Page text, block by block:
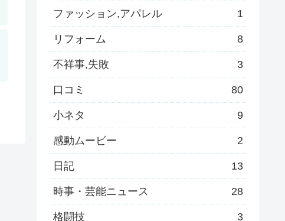
ファッション,アパレル 1
リフォーム 8
不祥事,失敗 3
口コミ 80
小ネタ 9
感動ムービー 2
日記 13
時事・芸能ニュース 28
格闘技 3